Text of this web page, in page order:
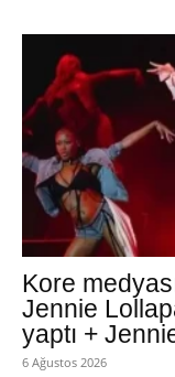
Kore
Jennie
yaptı +
6 Ağustos 2026